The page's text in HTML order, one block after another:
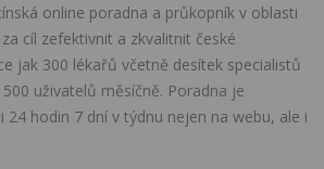
online poradna a průkopník v oblasti
cíl zefektivnit a zkvalitnit české
jak 300 lékařů včetně desítek specialistů
uživatelů měsíčně. Poradna je
24 hodin 7 dní v týdnu nejen na webu, ale i